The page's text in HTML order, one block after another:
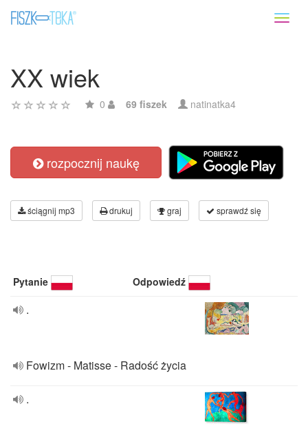
XX wiek
0 69 fiszek natinatka4
rozpocznij naukę
ściągnij mp3 drukuj graj sprawdź się
Pytanie Odpowiedź
.
Fowizm - Matisse - Radość życia
.